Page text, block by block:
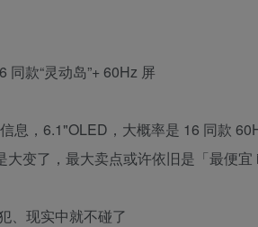
款“灵动岛”+ 60Hz 屏
息，6.1"OLED，大概率是 16 同款
变了，最大卖点或许依旧是「最便宜
、现实中就不碰了